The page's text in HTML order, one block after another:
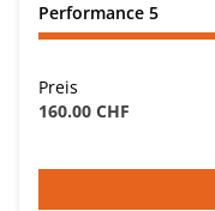
Performance 5
Preis
160.00 CHF